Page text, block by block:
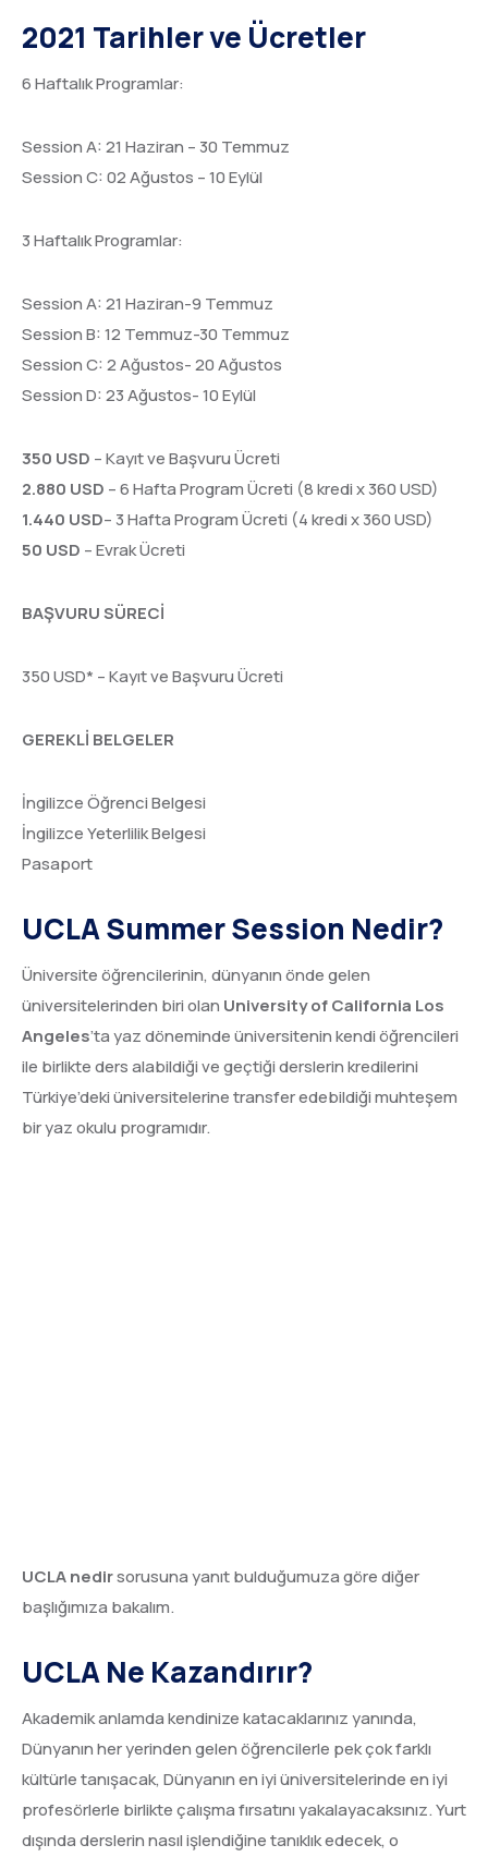
2021 Tarihler ve Ücretler
6 Haftalık Programlar:
Session A: 21 Haziran – 30 Temmuz
Session C: 02 Ağustos – 10 Eylül
3 Haftalık Programlar:
Session A: 21 Haziran-9 Temmuz
Session B: 12 Temmuz-30 Temmuz
Session C: 2 Ağustos- 20 Ağustos
Session D: 23 Ağustos- 10 Eylül
350 USD – Kayıt ve Başvuru Ücreti
2.880 USD – 6 Hafta Program Ücreti (8 kredi x 360 USD)
1.440 USD– 3 Hafta Program Ücreti (4 kredi x 360 USD)
50 USD – Evrak Ücreti
BAŞVURU SÜRECİ
350 USD* – Kayıt ve Başvuru Ücreti
GEREKLİ BELGELER
İngilizce Öğrenci Belgesi
İngilizce Yeterlilik Belgesi
Pasaport
UCLA Summer Session Nedir?
Üniversite öğrencilerinin, dünyanın önde gelen
üniversitelerinden biri olan University of California Los
Angeles’ta yaz döneminde üniversitenin kendi öğrencileri
ile birlikte ders alabildiği ve geçtiği derslerin kredilerini
Türkiye’deki üniversitelerine transfer edebildiği muhteşem
bir yaz okulu programıdır.
UCLA nedirsorusuna yanıt bulduğumuza göre diğer
başlığımıza bakalım.
UCLA Ne Kazandırır?
Akademik anlamda kendinize katacaklarınız yanında,
Dünyanın her yerinden gelen öğrencilerle pek çok farklı
kültürle tanışacak, Dünyanın en iyi üniversitelerinde en iyi
profesörlerle birlikte çalışma fırsatını yakalayacaksınız. Yurt
dışında derslerin nasıl işlendiğine tanıklık edecek, o